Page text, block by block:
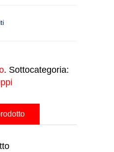
. Sottocategoria: